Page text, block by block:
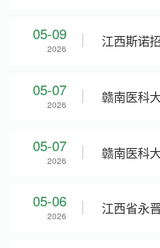
GNYK-
关于赣南
05-09
2026 江西斯诺
于赣南医
05-07
2026 赣南医科
究生学位
05-07
2026 赣南医科
包维保服
05-06
2026 江西省永